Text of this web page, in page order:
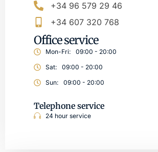
+34 96 579 29 46
+34 607 320 768
Office service
Mon-Fri:
09:00 - 20:00
Sat:
09:00 - 20:00
Sun:
09:00 - 20:00
Telephone service
24 hour service